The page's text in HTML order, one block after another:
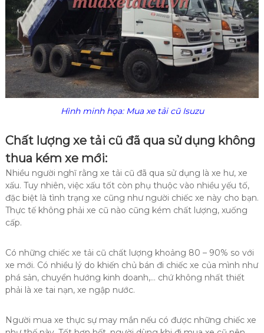
Hình minh họa: Mua xe tải cũ Isuzu
Chất lượng xe tải cũ đã qua sử dụng không
thua kém xe mới:
Nhiều người nghĩ rằng xe tải cũ đã qua sử dụng là xe hư, xe
xấu. Tuy nhiên, việc xấu tốt còn phụ thuộc vào nhiều yếu tố,
đặc biệt là tình trạng xe cũng như người chiếc xe này cho bạn.
Thực tế không phải xe cũ nào cũng kém chất lượng, xuống
cấp.
Có những chiếc xe tải cũ chất lượng khoảng 80 – 90% so với
xe mới. Có nhiều lý do khiến chủ bán đi chiếc xe của mình như
phá sản, chuyển hướng kinh doanh,… chứ không nhất thiết
phải là xe tai nạn, xe ngập nước.
Người mua xe thực sự may mắn nếu có được những chiếc xe